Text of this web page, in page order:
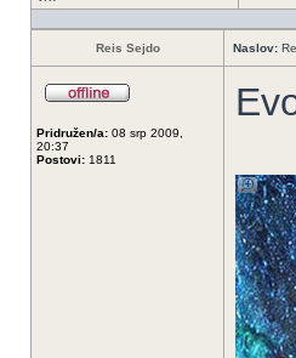
Reis Sejdo Naslov:
Pridružen/a: 08 srp 2009,
20:37
Postovi: 1811